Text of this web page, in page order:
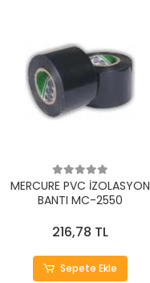
MERCURE PVC İZOLASYON
BANTI MC-2550
216,78 TL
Sepete Ekle